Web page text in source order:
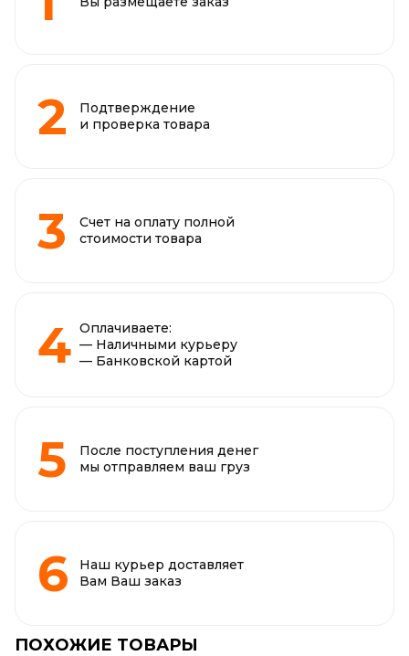
Подтверждение
и проверка товара
Счет на оплату полной
стоимости товара
Оплачиваете:
— Наличными курьеру
— Банковской картой
После поступления денег
мы отправляем ваш груз
Наш курьер доставляет
Вам Ваш заказ
ПОХОЖИЕ ТОВАРЫ